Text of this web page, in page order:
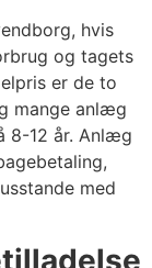
hvis
og tagets
er de to
mange anlæg
8-12 år. Anlæg
med